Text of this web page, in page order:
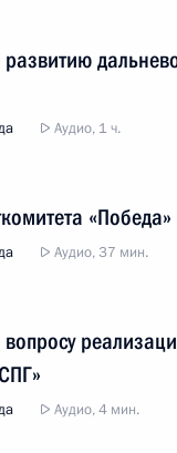
Аудио, 1 ч.
«Победа»
Аудио, 37 мин.
Аудио, 4 мин.